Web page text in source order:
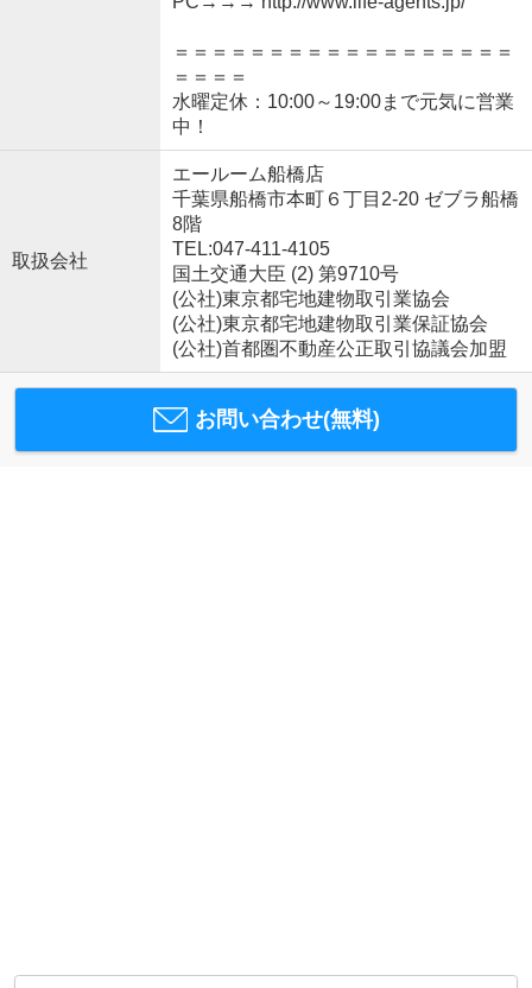
＝＝＝＝＝＝＝＝＝＝＝＝＝＝＝＝＝＝
＝＝＝＝
水曜定休：10:00～19:00まで元気に営業
中！
取扱会社
エールーム船橋店
千葉県船橋市本町６丁目2-20 ゼブラ船橋
8階
TEL:047-411-4105
国土交通大臣 (2) 第9710号
(公社)東京都宅地建物取引業協会
(公社)東京都宅地建物取引業保証協会
(公社)首都圏不動産公正取引協議会加盟
お問い合わせ(無料)